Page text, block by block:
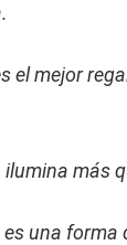
el mejor
ilumina más
es una forma